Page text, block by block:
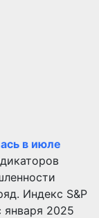
в июле
Индекс S&P
января 2025